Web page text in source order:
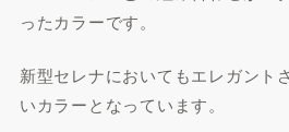
ったカラーです。
新型セレナにおいてもエレガント
いカラーとなっています。